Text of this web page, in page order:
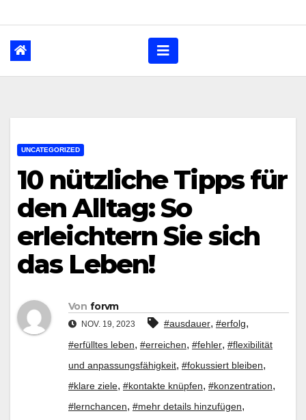
UNCATEGORIZED
10 nützliche Tipps für
den Alltag: So
erleichtern Sie sich
das Leben!
Von forvm
NOV. 19, 2023 #ausdauer, #erfolg,
#erfülltes leben, #erreichen, #fehler, #flexibilität
und anpassungsfähigkeit, #fokussiert bleiben,
#klare ziele, #kontakte knüpfen, #konzentration,
#lernchancen, #mehr details hinzufügen,